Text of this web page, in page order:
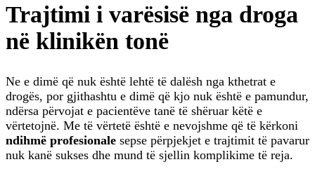
Trajtimi i varësisë nga droga
në klinikën tonë
Ne e dimë që nuk është lehtë të dalësh nga kthetrat e
drogës, por gjithashtu e dimë që kjo nuk është e pamundur,
ndërsa përvojat e pacientëve tanë të shëruar këtë e
vërtetojnë. Me të vërtetë është e nevojshme që të kërkoni
ndihmë profesionale sepse përpjekjet e trajtimit të pavarur
nuk kanë sukses dhe mund të sjellin komplikime të reja.